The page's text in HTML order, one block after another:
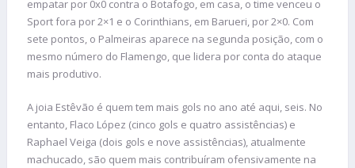
empatar por 0x0 contra o Botafogo, em casa, o time venceu o
Sport fora por 2×1 e o Corinthians, em Barueri, por 2×0. Com
sete pontos, o Palmeiras aparece na segunda posição, com o
mesmo número do Flamengo, que lidera por conta do ataque
mais produtivo.
A joia Estêvão é quem tem mais gols no ano até aqui, seis. No
entanto, Flaco López (cinco gols e quatro assistências) e
Raphael Veiga (dois gols e nove assistências), atualmente
machucado, são quem mais contribuíram ofensivamente na